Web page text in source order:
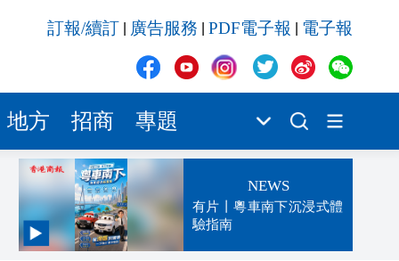
訂報/續訂 廣告服務 PDF電子報 電子報
地方 招商 專題
NEWS
有片丨粵車南下沉浸式體
驗指南
00:13